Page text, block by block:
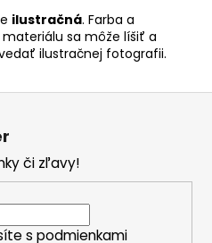
ilustračná. Farba a
sa môže líšiť a
ilustračnej fotografii.
či zľavy!
s podmienkami